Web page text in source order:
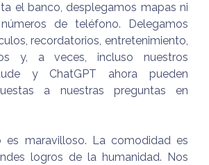
el banco, desplegamos mapas ni
de teléfono. Delegamos
recordatorios, entretenimiento,
y, a veces, incluso nuestros
y ChatGPT ahora pueden
a nuestras preguntas en
es maravilloso. La comodidad es
logros de la humanidad. Nos